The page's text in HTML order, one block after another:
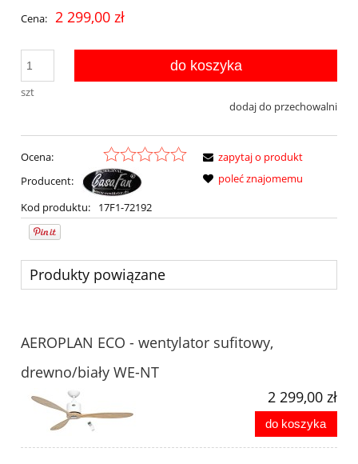
Cena: 2 299,00 zł
szt
do koszyka
dodaj do przechowalni
Ocena:
Producent:
Kod produktu:
17F1-72192
zapytaj o produkt
poleć znajomemu
Produkty powiązane
AEROPLAN ECO - wentylator sufitowy,
drewno/biały WE-NT
2 299,00 zł
do koszyka